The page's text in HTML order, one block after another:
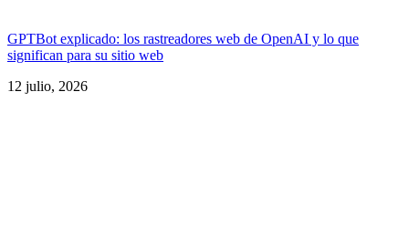
GPTBot explicado: los rastreadores web de OpenAI y lo que
significan para su sitio web
12 julio, 2026